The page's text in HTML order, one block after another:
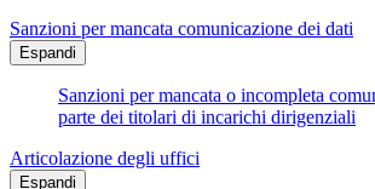
Sanzioni per mancata comunicazione dei dati
Espandi
Sanzioni per mancata o incompleta
parte dei titolari di incarichi dirigenziali
Articolazione degli uffici
Espandi